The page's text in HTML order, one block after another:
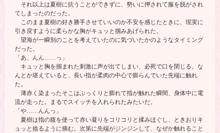
それ以上は夏樹に抗うことができずに、勢いに押されて服を脱がされ
てしまったのだった。
このまま夏樹の好き勝手させていいのか不安を感じたときに、現実に
引き戻すように柔らかな胸がキュッと掴みあげられた。
望海が一瞬別のことを考えていたのに気づいたかのようなタイミング
だった。
「あ、んん……っ」
キュッと胸を掴まれた刺激に声が出てしまい、必死で口を閉じる。な
んとか堪えていると、長い指が柔肉の中心で膨らんでいた先端に触れ
た。
薄赤く染まったそこはぷっくりと膨れて指が触れた瞬間、身体中に電
流が走った。まるでスイッチを入れられたみたいだ。
「や……んんっ」
夏樹は指の腹を使って赤い凝りをコリコリと揉みほぐし、ときおりキ
ュッと捻るように摘む。次第に先端がジンジンして、なぜか触れること